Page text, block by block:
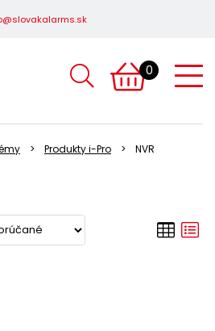
0
Produkty i-Pro NVR